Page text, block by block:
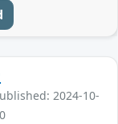
2024-10-